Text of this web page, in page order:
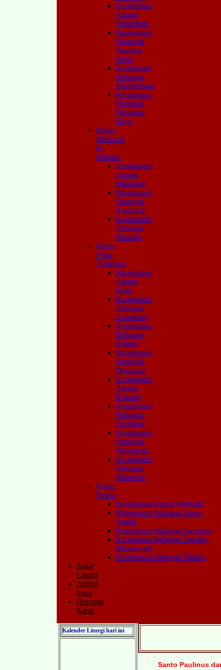
Keuskupan
Agung
Samarinda
Keuskupan
Sufragan
Tanjung
Selor
Keuskupan
Sufragan
Banjarmasin
Keuskupan
Sufragan
Palangka
Raya
Regio
Sulawesi
&
Maluku
Keuskupan
Agung
Makassar
Keuskupan
Sufragan
Amboina
Keuskupan
Sufragan
Manado
Regio
Nusa
Tenggara
Keuskupan
Agung
Ende
Keuskupan
Sufragan
Larantuka
Keuskupan
Sufragan
Ruteng
Keuskupan
Sufragan
Denpasar
Keuskupan
Agung
Kupang
Keuskupan
Sufragan
Atambua
Keuskupan
Sufragan
Weetebula
Keuskupan
Sufragan
Maumere
Regio
Papua
Keuskupan Agung Merauke
Keuskupan Sufragan Agats-
Asmat
Keuskupan Sufragan Jayapura
Keuskupan Sufragan Sorong-
Manokwari
Keuskupan Sufragan Timika
Sadar
Liturgi
Artikel
Iman
Hubungi
Kami
Kalender Liturgi hari ini
Santo Paulinus